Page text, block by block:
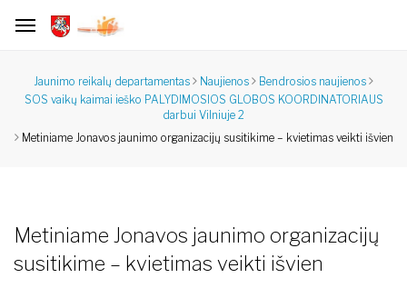
Jaunimo reikalų departamentas Naujienos
Bendrosios naujienos
SOS vaikų kaimai ieško PALYDIMOSIOS GLOBOS KOORDINATORIAUS
darbui Vilniuje 2
Metiniame Jonavos jaunimo organizacijų susitikime – kvietimas veikti išvien
Metiniame Jonavos jaunimo organizacijų
susitikime – kvietimas veikti išvien